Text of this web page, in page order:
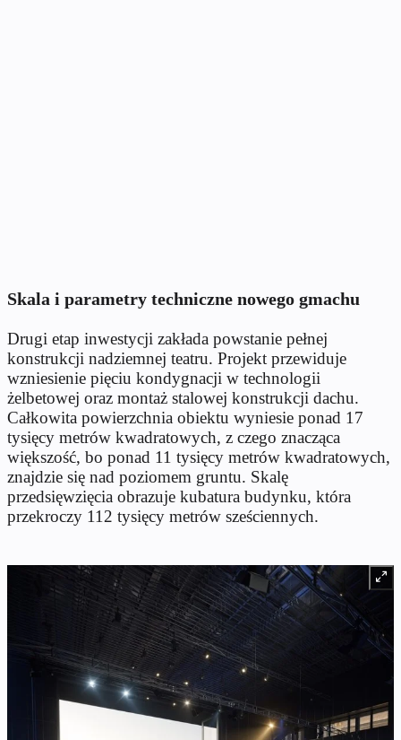
Skala i parametry techniczne nowego gmachu
Drugi etap inwestycji zakłada powstanie pełnej
konstrukcji nadziemnej teatru. Projekt przewiduje
wzniesienie pięciu kondygnacji w technologii
żelbetowej oraz montaż stalowej konstrukcji dachu.
Całkowita powierzchnia obiektu wyniesie ponad 17
tysięcy metrów kwadratowych, z czego znacząca
większość, bo ponad 11 tysięcy metrów kwadratowych,
znajdzie się nad poziomem gruntu. Skalę
przedsięwzięcia obrazuje kubatura budynku, która
przekroczy 112 tysięcy metrów sześciennych.